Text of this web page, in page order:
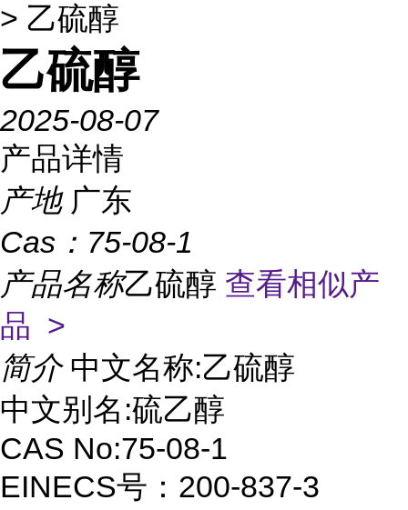
> 乙硫醇
乙硫醇
2025-08-07
产品详情
产地 广东
Cas： 75-08-1
产品名称乙硫醇 查看相似产
品 >
简介 中文名称:乙硫醇
中文别名:硫乙醇
CAS No:75-08-1
EINECS号：200-837-3